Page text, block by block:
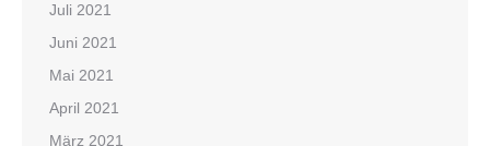
Juli 2021
Juni 2021
Mai 2021
April 2021
März 2021